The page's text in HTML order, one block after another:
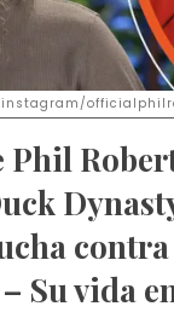
instagram/
Phil
Su vida